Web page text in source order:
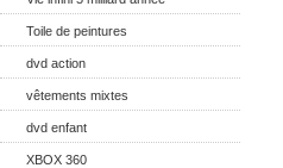
Toile de peintures
dvd action
vêtements mixtes
dvd enfant
XBOX 360